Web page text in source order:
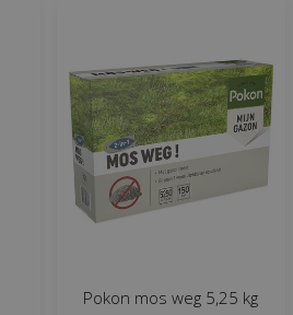
Pokon mos weg 5,25 kg